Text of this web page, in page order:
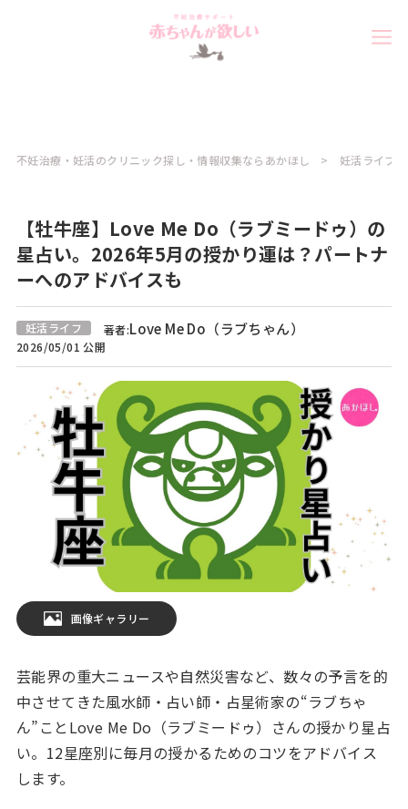
不妊治療・妊活のクリニック探し・情報収集ならあかほし 妊活ライフ
【牡牛座】Love Me Do（ラブミードゥ）の
星占い。2026年5月の授かり運は？パートナ
ーへのアドバイスも
妊活ライフ 著者:Love Me Do（ラブちゃん）
2026/05/01 公開
画像ギャラリー
芸能界の重大ニュースや自然災害など、数々の予言を的
中させてきた風水師・占い師・占星術家の“ラブちゃ
ん”ことLove Me Do（ラブミードゥ）さんの授かり星占
い。12星座別に毎月の授かるためのコツをアドバイス
します。